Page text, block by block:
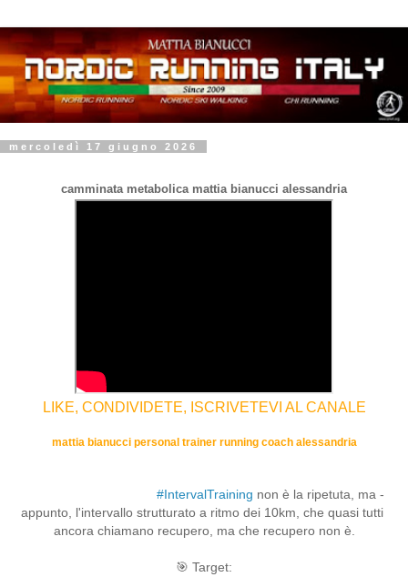
mercoledì 17 giugno 2026
camminata metabolica mattia bianucci alessandria
LIKE, CONDIVIDETE, ISCRIVETEVI AL CANALE
mattia bianucci personal trainer running coach alessandria
#IntervalTraining non è la ripetuta, ma -
appunto, l'intervallo strutturato a ritmo dei 10km, che quasi tutti
ancora chiamano recupero, ma che recupero non è.